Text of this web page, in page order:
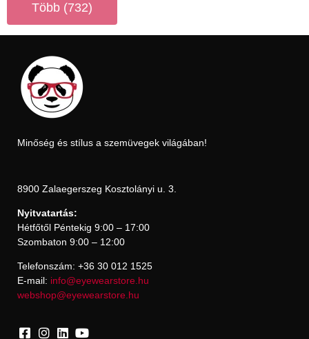
Több (732)
Minőség és stílus a szemüvegek világában!
8900 Zalaegerszeg Kosztolányi u. 3.
Nyitvatartás:
Hétfőtől Péntekig 9:00 – 17:00
Szombaton 9:00 – 12:00
Telefonszám: +36 30 012 1525
E-mail: info@eyewearstore.hu
webshop@eyewearstore.hu